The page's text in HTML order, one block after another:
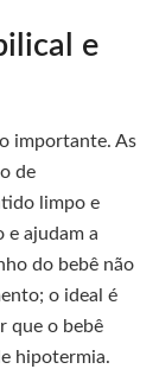
e
importante. As
de
limpo e
e ajudam a
do bebê não
o ideal é
que o bebê
hipotermia.